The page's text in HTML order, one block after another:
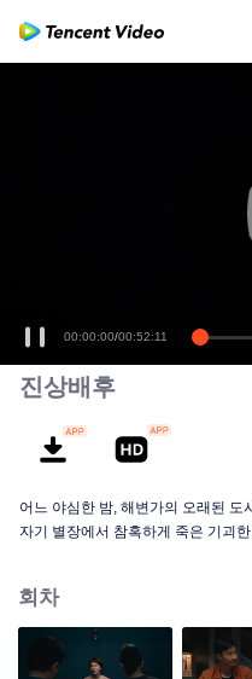
00:00:00/00:52:11
진상배후
어느 야심한 밤, 해변가의 오래된 도시에서 . 현지에서 명망 높은
자기 별장에서 참혹하게 죽은 기괴
다. 이와 동시에 관징탕과 관계가 좋
상제는 오래된 사건을 발견하게 되
건에 의해 죽은 것을 알게 되는데...
회차